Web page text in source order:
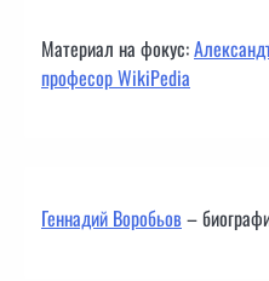
Материал на фокус:
професор WikiPedia
Геннадий Воробьов–